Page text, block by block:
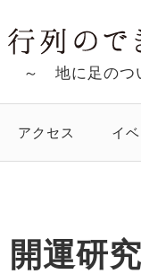
～ 地に足のつ
アクセス イ
開運研